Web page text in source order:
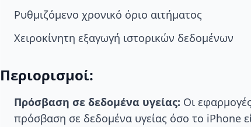
Ρυθμιζόμενο χρονικό όριο αιτήματος
Χειροκίνητη εξαγωγή ιστορικών δεδομένων
Περιορισμοί:
Πρόσβαση σε δεδομένα υγείας: Οι
πρόσβαση σε δεδομένα υγείας όσο το iPhone